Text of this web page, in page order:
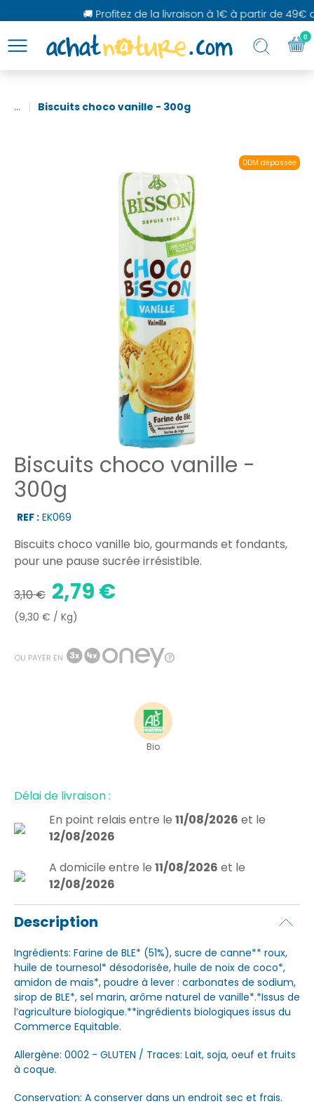
🚚 Profitez de la livraison à 1€ à partir de 49€
... Biscuits choco vanille - 300g
DDM dépassée
Biscuits choco vanille -
300g
REF : EK069
Biscuits choco vanille bio, gourmands et fondants,
pour une pause sucrée irrésistible.
3,10 € 2,79 €
(9,30 € / Kg)
OU PAYER EN
Bio
Délai de livraison :
En point relais entre le 11/08/2026 et le
12/08/2026
A domicile entre le 11/08/2026 et le
12/08/2026
Description
Ingrédients: Farine de BLE* (51%), sucre de canne** roux,
huile de tournesol* désodorisée, huile de noix de coco*,
amidon de maïs*, poudre à lever : carbonates de sodium,
sirop de BLE*, sel marin, arôme naturel de vanille*.*Issus de
l’agriculture biologique.**ingrédients biologiques issus du
Commerce Equitable.
Allergène: 0002 - GLUTEN / Traces: Lait, soja, oeuf et fruits
à coque.
Conservation: A conserver dans un endroit sec et frais.
0